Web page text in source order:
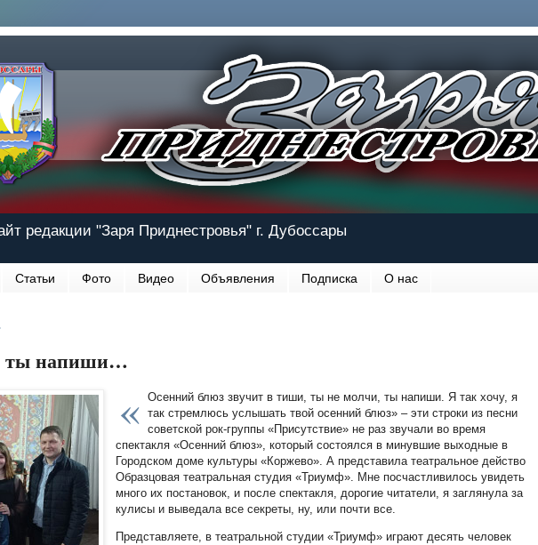
редакции "Заря Приднестровья" г. Дубоссары
Статьи Фото Видео Объявления Подписка О нас
ты напиши…
«
Осенний блюз звучит в тиши, ты не молчи, ты напиши. Я так хочу, я
так стремлюсь услышать твой осенний блюз» – эти строки из песни
советской рок-группы «Присутствие» не раз звучали во время
спектакля «Осенний блюз», который состоялся в минувшие выходные в
Городском доме культуры «Коржево». А представила театральное действо
Образцовая театральная студия «Триумф». Мне посчастливилось увидеть
много их постановок, и после спектакля, дорогие читатели, я заглянула за
кулисы и выведала все секреты, ну, или почти все.
Представляете, в театральной студии «Триумф» играют десять человек